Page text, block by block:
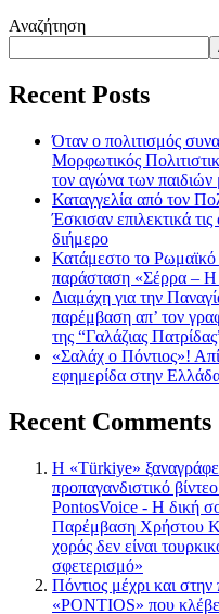
Αναζήτηση
Recent Posts
Όταν ο πολιτισμός
Μορφωτικός
τον αγώνα των
Καταγγελία από τον
Έσκισαν επιλεκτικά
διήμερο
Κατάμεστο το
παράσταση «Σέρρα –
Διαμάχη για την
παρέμβαση απ’ τον
της “Γαλάζιας
«Σαλάχ ο Πόντιος»!
εφημερίδα στην
Recent Comments
Η «Türkiye»
προπαγανδιστικό
PontosVoice - H δική
Παρέμβαση Χρήστου
χορός δεν είναι
σφετερισμό»
Πόντιος μέχρι και
«PONTIOS» που